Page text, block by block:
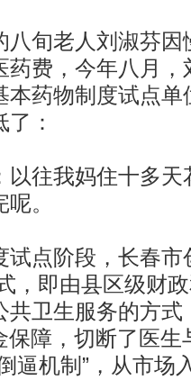
旬老人刘淑芬因
药费，今年八月，
本药物制度试点
：
往我妈住十多天
。
点阶段，长春市
，即由县区级财
共卫生服务的方式
保障，切断了医生
逼机制”，从市场